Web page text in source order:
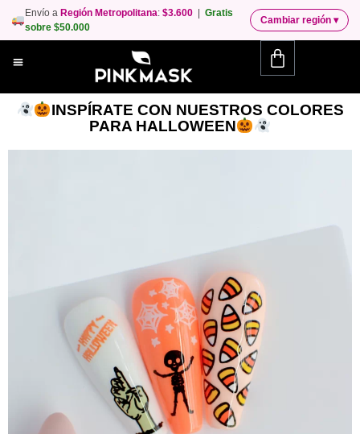
Envío a Región Metropolitana:$3.600 |Gratis
sobre $50.000
Cambiar región ▾
INSPÍRATE CON NUESTROS COLORES
PARA HALLOWEEN